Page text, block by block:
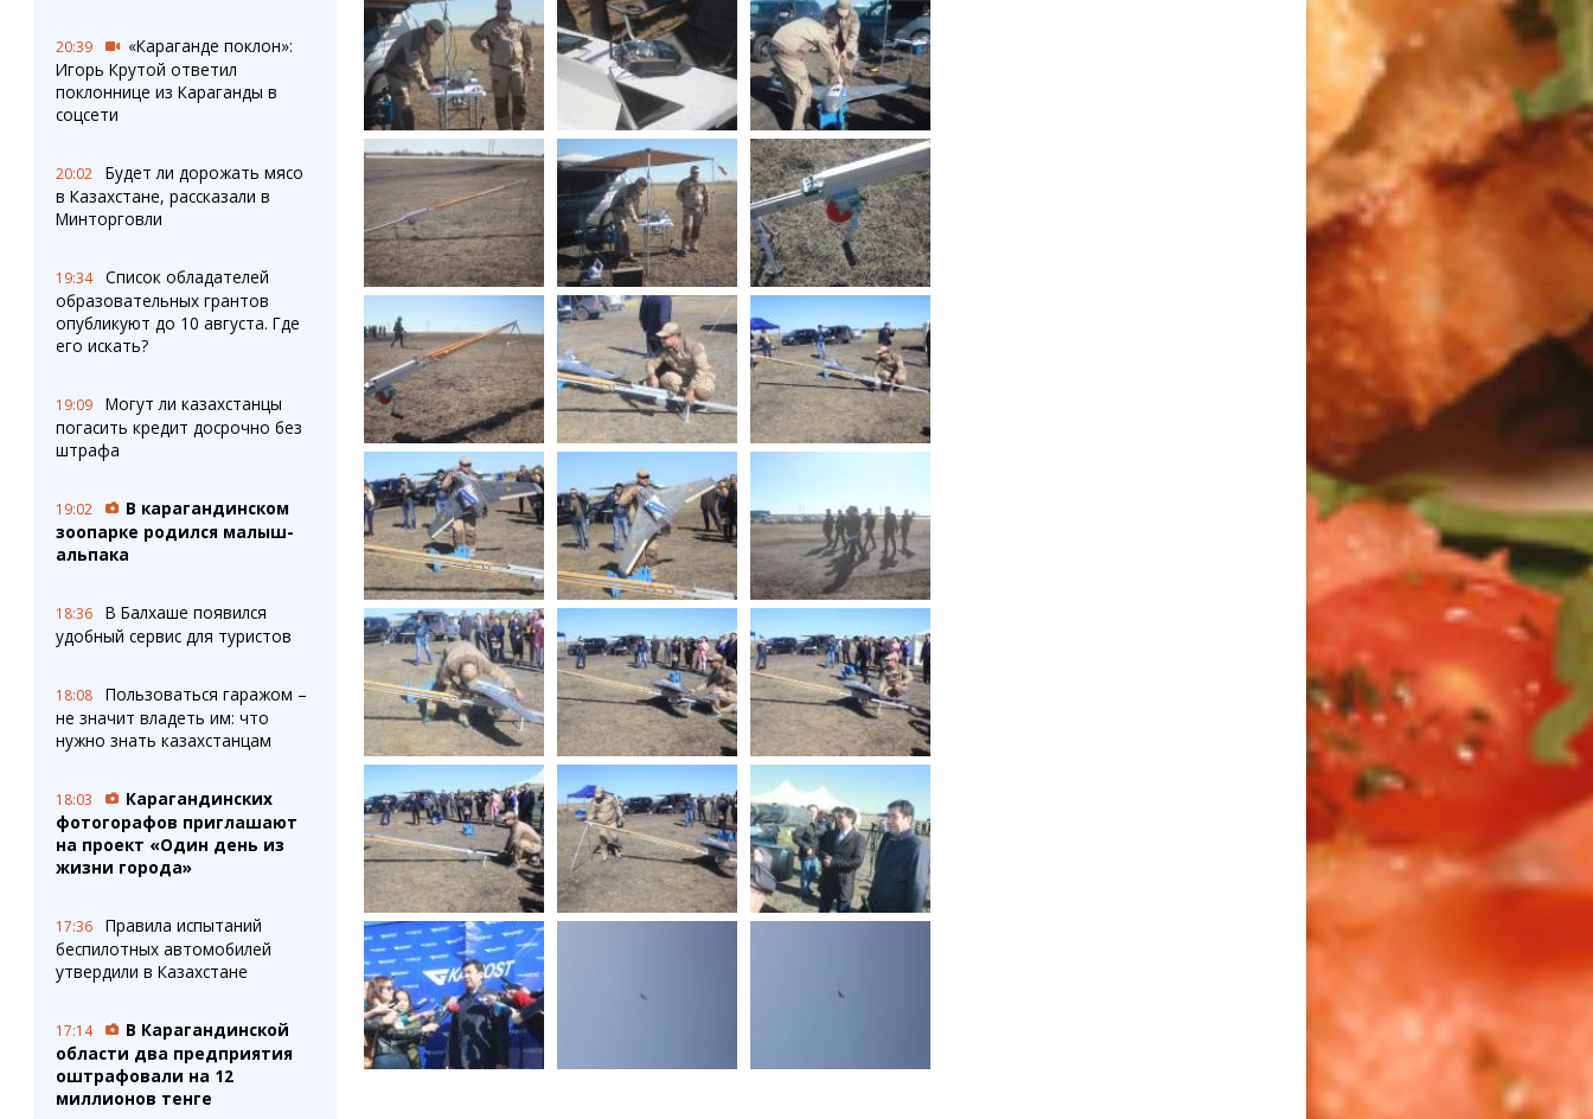
20:39
«Караганде поклон»:
Игорь Крутой ответил
поклоннице из Караганды в
соцсети
20:02
Будет ли дорожать мясо
в Казахстане, рассказали в
Минторговли
19:34
Список обладателей
образовательных грантов
опубликуют до 10 августа. Где
его искать?
19:09
Могут ли казахстанцы
погасить кредит досрочно без
штрафа
19:02
В карагандинском
зоопарке родился малыш-
альпака
18:36
В Балхаше появился
удобный сервис для туристов
18:08
Пользоваться гаражом –
не значит владеть им: что
нужно знать казахстанцам
18:03
Карагандинских
фотогорафов приглашают
на проект «Один день из
жизни города»
17:36
Правила испытаний
беспилотных автомобилей
утвердили в Казахстане
17:14
В Карагандинской
области два предприятия
оштрафовали на 12
миллионов тенге